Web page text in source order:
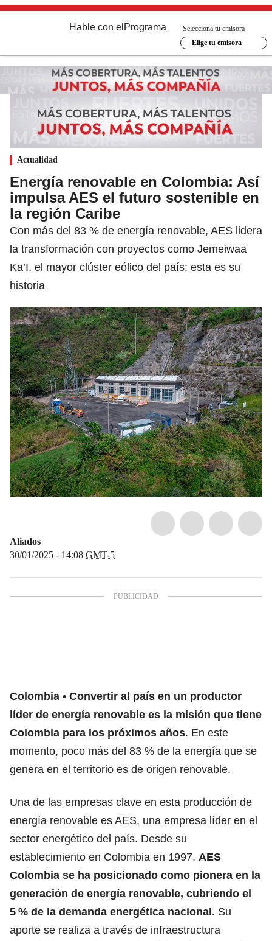
Hable con el Programa
Selecciona tu emisora
Elige tu emisora
Actualidad
Energía renovable en Colombia: Así
impulsa AES el futuro sostenible en
la región Caribe
Con más del 83 % de energía renovable, AES lidera
la transformación con proyectos como Jemeiwaa
Ka’I, el mayor clúster eólico del país: esta es su
historia
Aliados
30/01/2025 - 14:08 GMT-5
Colombia
Convertir al país en un productor
líder de energía renovable es la misión que tiene
Colombia para los próximos años. En este
momento, poco más del 83 % de la energía que se
genera en el territorio es de origen renovable.
Una de las empresas clave en esta producción de
energía renovable es AES, una empresa líder en el
sector energético del país. Desde su
establecimiento en Colombia en 1997, AES
Colombia se ha posicionado como pionera en la
generación de energía renovable, cubriendo el
5 % de la demanda energética nacional. Su
aporte se realiza a través de infraestructura